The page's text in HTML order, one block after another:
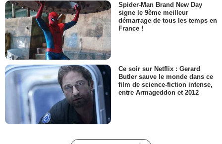
Spider-Man Brand New Day
signe le 9ème meilleur
démarrage de tous les temps en
France !
Ce soir sur Netflix : Gerard
Butler sauve le monde dans ce
film de science-fiction intense,
entre Armageddon et 2012